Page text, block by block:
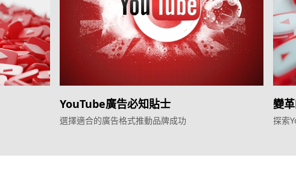
YouTube廣告必知貼士
選擇適合的廣告格式推動品牌成功
變
利
探索